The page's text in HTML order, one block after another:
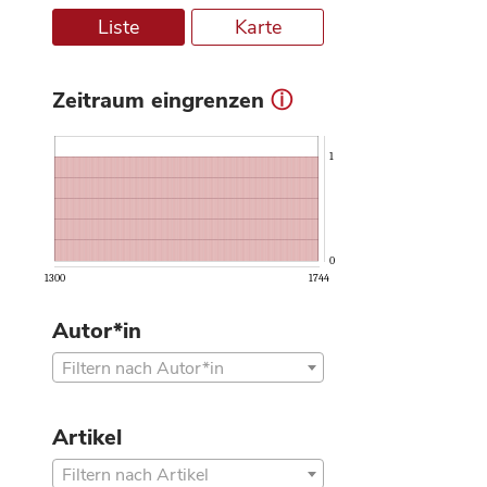
Liste Karte
Zeitraum eingrenzen ⓘ
1300 1744
0
1
Autor*in
Filtern nach Autor*in
Artikel
Filtern nach Artikel